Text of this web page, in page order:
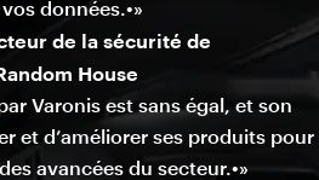
données.•»
de la sécurité de
House
Varonis est sans égal, et son
et d’améliorer ses produits pour
avancées du secteur.•»